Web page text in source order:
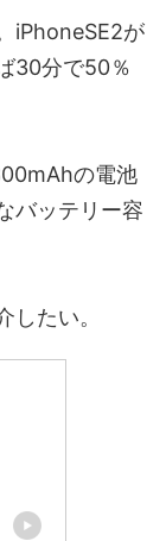
iPhoneSE2が
30分で50％
の電池
バッテリー容
たい。